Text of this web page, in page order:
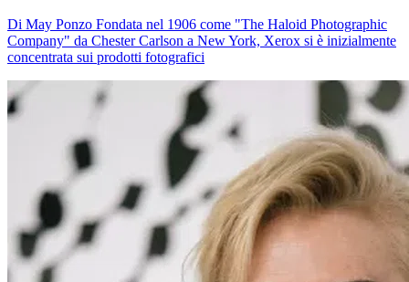
Di May Ponzo Fondata nel 1906 come "The Haloid Photographic
Company" da Chester Carlson a New York, Xerox si è inizialmente
concentrata sui prodotti fotografici